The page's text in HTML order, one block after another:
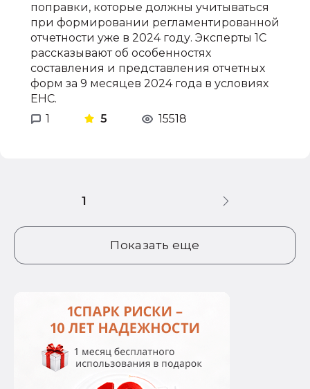
поправки, которые должны учитываться
при формировании регламентированной
отчетности уже в 2024 году. Эксперты 1С
рассказывают об особенностях
составления и представления отчетных
форм за 9 месяцев 2024 года в условиях
ЕНС.
1
5 15518
Показать еще
1